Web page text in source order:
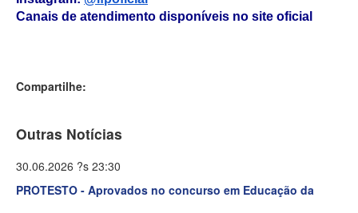
Canais de atendimento disponíveis no site oficial
Compartilhe:
Outras Notícias
30.06.2026 ?s 23:30
PROTESTO - Aprovados no concurso em Educação da